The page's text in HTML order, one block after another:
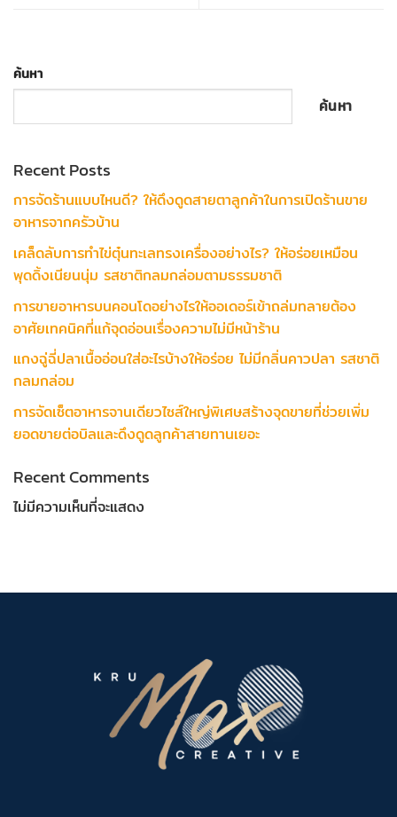
ค้นหา
ค้นหา
Recent Posts
การจัดร้านแบบไหนดี? ให้ดึงดูดสายตาลูกค้าในการเปิดร้านขาย
อาหารจากครัวบ้าน
เคล็ดลับการทำไข่ตุ๋นทะเลทรงเครื่องอย่างไร? ให้อร่อยเหมือน
พุดดิ้งเนียนนุ่ม รสชาติกลมกล่อมตามธรรมชาติ
การขายอาหารบนคอนโดอย่างไรให้ออเดอร์เข้าถล่มทลายต้อง
อาศัยเทคนิคที่แก้จุดอ่อนเรื่องความไม่มีหน้าร้าน
แกงฉู่ฉี่ปลาเนื้ออ่อนใส่อะไรบ้างให้อร่อย ไม่มีกลิ่นคาวปลา รสชาติ
กลมกล่อม
การจัดเซ็ตอาหารจานเดียวไซส์ใหญ่พิเศษสร้างจุดขายที่ช่วยเพิ่ม
ยอดขายต่อบิลและดึงดูดลูกค้าสายทานเยอะ
Recent Comments
ไม่มีความเห็นที่จะแสดง